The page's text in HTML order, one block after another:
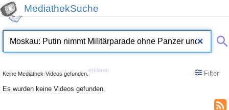
MediathekSuche
Keine Mediathek-Videos gefunden.
erklären
Filter
Es wurden keine Videos gefunden.